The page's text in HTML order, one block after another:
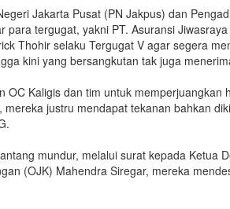
Jakarta Pusat (PN Jakpus) dan
para tergugat, yakni PT. Asuransi
Thohir selaku Tergugat V agar segera
kini yang bersangkutan tak juga
OC Kaligis dan tim untuk memperjuangkan
justru mendapat tekanan bahkan
mundur, melalui surat kepada Ketua
(OJK) Mahendra Siregar, mereka